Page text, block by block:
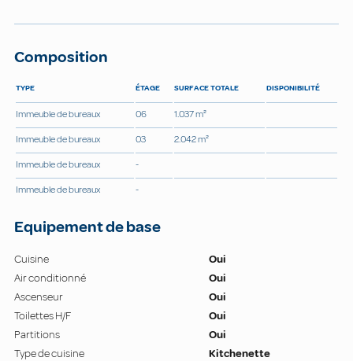
Composition
TYPE ÉTAGE SURFACE TOTALE DISPONIBILITÉ
Immeuble de bureaux 06
1.037 m²
Immeuble de bureaux
03
2.042 m²
Immeuble de bureaux
-
Immeuble de bureaux
-
Equipement de base
Cuisine
Oui
Air conditionné
Oui
Ascenseur
Oui
Toilettes H/F
Oui
Partitions
Oui
Type de cuisine
Kitchenette